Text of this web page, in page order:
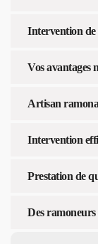
Intervention
Vos avantages
Artisan
Intervention
Prestation de
Des ramoneurs